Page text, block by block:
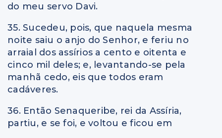
do meu servo Davi.
35. Sucedeu, pois, que naquela mesma
noite saiu o anjo do Senhor, e feriu no
arraial dos assírios a cento e oitenta e
cinco mil deles; e, levantando-se pela
manhã cedo, eis que todos eram
cadáveres.
36. Então Senaqueribe, rei da Assíria,
partiu, e se foi, e voltou e ficou em